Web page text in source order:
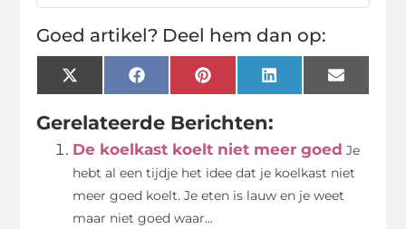
Goed artikel? Deel hem dan op:
X
(Twitter)
FacebookPinterestLinkedInEmail
Gerelateerde Berichten:
De koelkast koelt niet meer goed Je
hebt al een tijdje het idee dat je koelkast niet
meer goed koelt. Je eten is lauw en je weet
maar niet goed waar...